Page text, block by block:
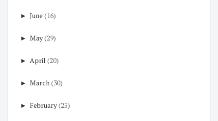
► June (16)
► May(29)
► April (20)
► March (30)
► February(25)